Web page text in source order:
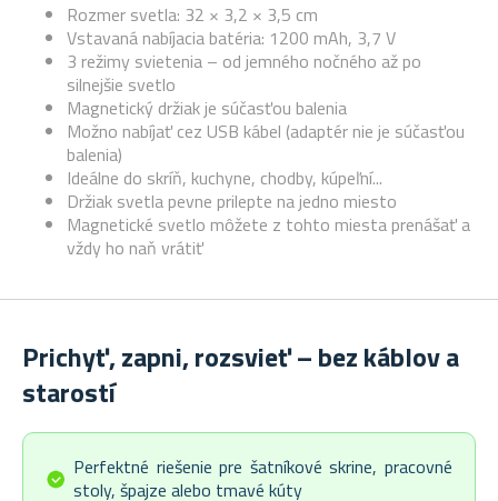
Rozmer svetla: 32 × 3,2 × 3,5 cm
Vstavaná nabíjacia batéria: 1200 mAh, 3,7 V
3 režimy svietenia – od jemného nočného až po
silnejšie svetlo
Magnetický držiak je súčasťou balenia
Možno nabíjať cez USB kábel (adaptér nie je súčasťou
balenia)
Ideálne do skríň, kuchyne, chodby, kúpeľní...
Držiak svetla pevne prilepte na jedno miesto
Magnetické svetlo môžete z tohto miesta prenášať a
vždy ho naň vrátiť
Prichyť, zapni, rozsvieť – bez káblov a
starostí
Perfektné riešenie pre šatníkové skrine, pracovné
stoly, špajze alebo tmavé kúty